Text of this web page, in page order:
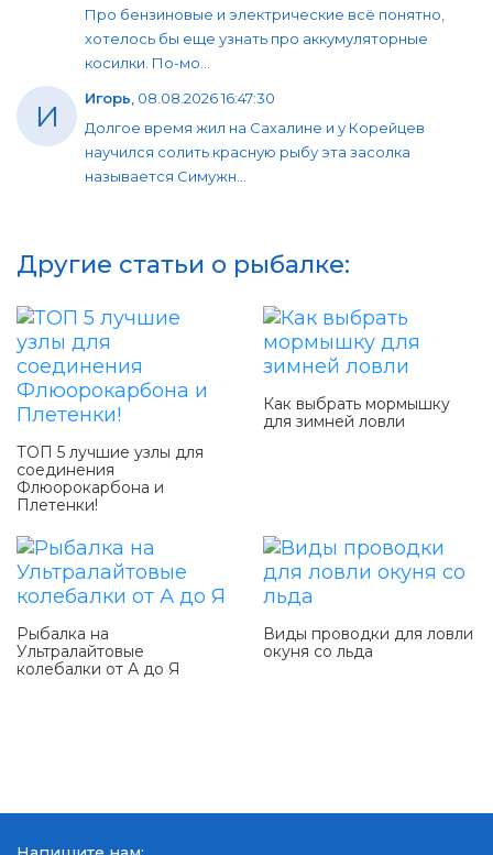
Про бензиновые и электрические всё понятно,
хотелось бы еще узнать про аккумуляторные
косилки. По-мо...
И Игорь, 08.08.2026 16:47:30
Долгое время жил на Сахалине и у Корейцев
научился солить красную рыбу эта засолка
называется Симужн...
Другие статьи о рыбалке:
ТОП 5 лучшие узлы для
соединения
Флюорокарбона и
Плетенки!
Как выбрать мормышку
для зимней ловли
Рыбалка на
Ультралайтовые
колебалки от А до Я
Виды проводки для ловли
окуня со льда